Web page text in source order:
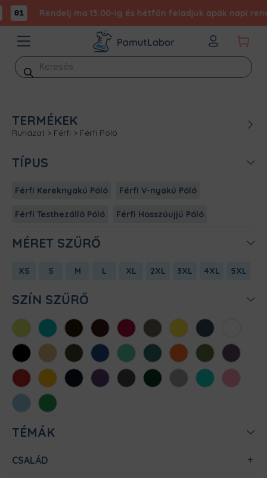
01 Rendelj ma 13:00-ig és hétfőn feladjuk apák napi
Products
search
TERMÉKEK
Ruházat > Férfi > Férfi Póló
TÍPUS
Férfi Kereknyakú Póló Férfi V-nyakú Póló
Férfi Testhezálló Póló Férfi Hosszúujjú Póló
MÉRET SZŰRŐ
XS S M L XL 2XL 3XL 4XL 5XL
SZÍN SZŰRŐ
AlmazöldAtollkékBarnaBordóChili Cink Citromsárga
Denim
FeketeHomokKhaki KirálykékMentaMéregzöld
NarancsOliva Padlizsán
Piros SárgaSötétkékSötétlilaSötétszürke
SötétzöldSportszürke
Türkiz
Világos
rózsaszín
Világoskék
Zöld
TÉMÁK
CSALÁD